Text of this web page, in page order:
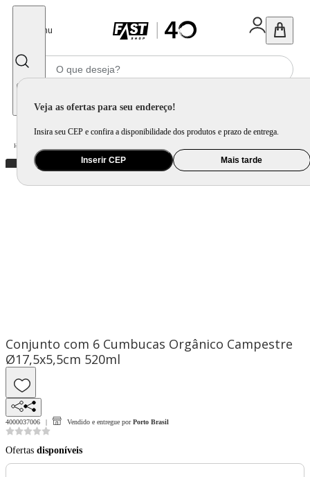
Menu
Veja as ofertas para seu endereço!
Insira seu CEP e confira a disponibilidade dos produtos e prazo de entrega.
Inserir CEP Mais tarde
Home
Conjunto com 6 Cumbucas Orgânico Campestre
Ø17,5x5,5cm 520ml
4000037006 Vendido e entregue por Porto Brasil
Ofertas disponíveis